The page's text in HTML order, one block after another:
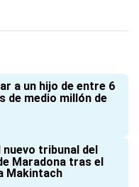
a un hijo de entre 6
de medio millón de
tribunal del
Maradona tras el
Makintach